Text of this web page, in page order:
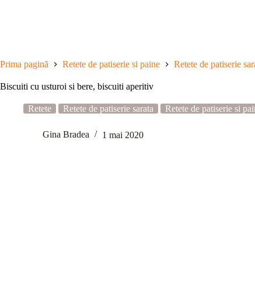
Prima pagină Retete de patiserie si paine Retete de patiserie
Biscuiti cu usturoi si bere, biscuiti aperitiv
Retete Retete de patiserie sarata Retete de patiserie si
Gina Bradea 1 mai 2020